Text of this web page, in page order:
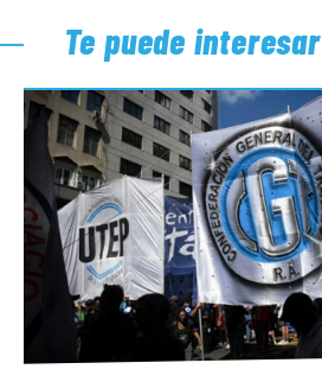
Te puede interesar